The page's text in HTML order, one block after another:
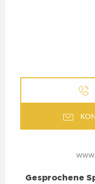
GESPROCHENE
Gesprochene